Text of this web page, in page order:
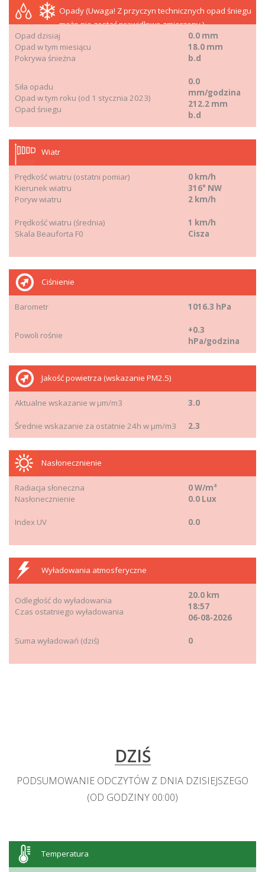
Opady (Uwaga! Z przyczyn technicznych opad śniegu
może nie zostać prawidłowo zmierzony.)
Opad dzisiaj
Opad w tym miesiącu
Pokrywa śnieżna
0.0 mm
18.0 mm
b.d
Siła opadu
Opad w tym roku (od 1 stycznia 2023)
Opad śniegu
0.0
mm/godzina
212.2 mm
b.d
Wiatr
Prędkość wiatru (ostatni pomiar)
Kierunek wiatru
Poryw wiatru
0 km/h
316° NW
2 km/h
Prędkość wiatru (średnia)
Skala Beauforta F0
1 km/h
Cisza
Ciśnienie
Barometr 1016.3 hPa
Powoli rośnie
+0.3
hPa/godzina
Jakość powietrza (wskazanie PM2.5)
Aktualne wskazanie w μm/m3 3.0
Średnie wskazanie za ostatnie 24h w μm/m3 2.3
Nasłonecznienie
Radiacja słoneczna
Nasłonecznienie
0 W/m²
0.0 Lux
Index UV 0.0
Wyładowania atmosferyczne
Odległość do wyładowania
Czas ostatniego wyładowania
20.0 km
18:57
06-08-2026
Suma wyładowań (dziś) 0
DZIŚ
PODSUMOWANIE ODCZYTÓW Z DNIA DZISIEJSZEGO
(OD GODZINY 00:00)
Temperatura